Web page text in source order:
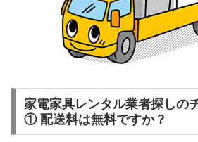
家電家具レンタル業者探しの
① 配送料は無料ですか？